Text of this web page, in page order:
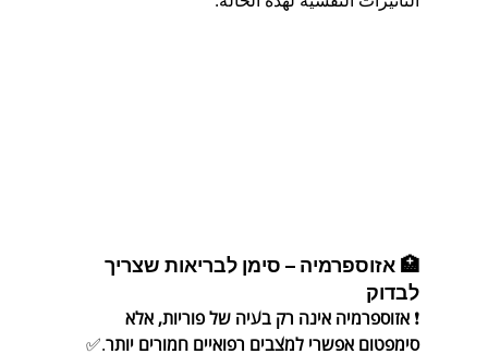
🏥 אזוספרמיה – סימן לבריאות שצריך
לבדוק
❗ אזוספרמיה אינה רק בעיה של פוריות, אלא
סימפטום אפשרי למצבים רפואיים חמורים יותר.✅